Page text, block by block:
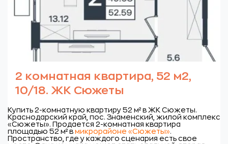
2 комнатная квартира, 52 м2,
10/18. ЖК Сюжеты
Купить 2-комнатную квартиру 52 м² в ЖК Сюжеты.
Краснодарский край, пос. Знаменский, жилой комплекс
«Сюжеты». Продается 2-комнатная квартира
площадью 52 м² в микрорайоне «Сюжеты».
Пространство, где у каждого сценария есть свое